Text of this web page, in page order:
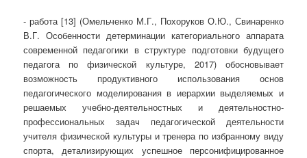
- работа [13] (Омельченко М.Г., Похоруков О.Ю., Свинаренко
В.Г. Особенности детерминации категориального аппарата
современной педагогики в структуре подготовки будущего
педагога по физической культуре, 2017) обосновывает
возможность продуктивного использования основ
педагогического моделирования в иерархии выделяемых и
решаемых учебно-деятельностных и деятельностно-
профессиональных задач педагогической деятельности
учителя физической культуры и тренера по избранному виду
спорта, детализирующих успешное персонифицированное